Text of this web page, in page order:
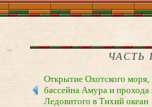
ЧАСТЬ
Открытие Охотского моря,
бассейна Амура и прохода
Ледовитого в Тихий океан